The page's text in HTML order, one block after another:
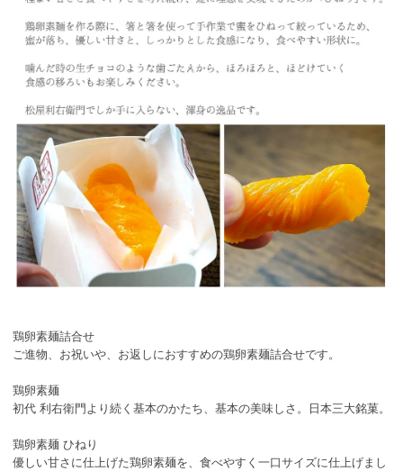
鶏卵素麺詰合せ
ご進物、お祝いや、お返しにおすすめの鶏卵素麺詰合せです。
鶏卵素麺
初代 利右衛門より続く基本のかたち、基本の美味しさ。日本三大銘菓。
鶏卵素麺 ひねり
優しい甘さに仕上げた鶏卵素麺を、食べやすく一口サイズに仕上げまし